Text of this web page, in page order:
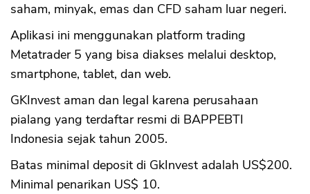
saham, minyak, emas dan CFD saham luar negeri.
Aplikasi ini menggunakan platform trading
Metatrader 5 yang bisa diakses melalui desktop,
smartphone, tablet, dan web.
GKInvest aman dan legal karena perusahaan
pialang yang terdaftar resmi di BAPPEBTI
Indonesia sejak tahun 2005.
Batas minimal deposit di GkInvest adalah US$200.
Minimal penarikan US$ 10.
CANCEL